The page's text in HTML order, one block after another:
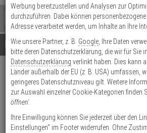
Shop
durchsuchen
Bitte
geben
Sie
mindestens
Zeichen
ein,
um
Suche
Es
wurde
noch
Kategorien
Suche
gestartet
Details Beratung
Dahua PFA112
Produktmerkmale
Datenblatt drucken
Werbung bereitzustellen und Analysen zur
durchzuführen. Dabei können
Adresse verarbeitet werden, um Inhalte an Ihre
Wie unsere Partner, z. B. Google , Ihre Daten
bitte deren Datenschutzerklärung, die wir für Sie
Datenschutzerklärung verlinkt haben. Dies kann
Länder außerhalb der EU (z. B. USA) umfassen,
geringeres Datenschutzniveau gilt. Weitere
zur Auswahl einzelner Cookie-Kategorien finden
öffnen'.
Ihre Einwilligung können Sie jederzeit über den
Einstellungen“ im Footer widerrufen. Ohne